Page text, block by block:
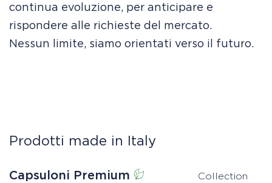
continua evoluzione, per anticipare e
rispondere alle richieste del mercato.
Nessun limite, siamo orientati verso il futuro.
Prodotti made in Italy
Capsuloni Premium Collection